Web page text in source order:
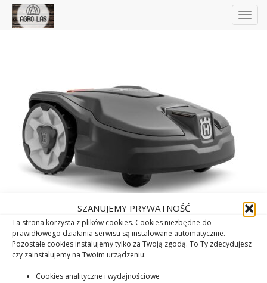
SZANUJEMY PRYWATNOŚĆ
Ta strona korzysta z plików cookies. Cookies niezbędne do
prawidłowego działania serwisu są instalowane automatycznie.
Pozostałe cookies instalujemy tylko za Twoją zgodą. To Ty zdecydujesz
czy zainstalujemy na Twoim urządzeniu:
Cookies analityczne i wydajnościowe